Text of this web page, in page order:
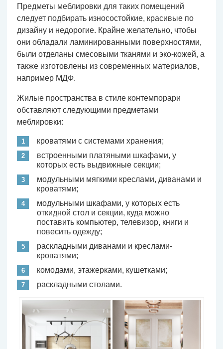
Предметы меблировки для таких помещений
следует подбирать износостойкие, красивые по
дизайну и недорогие. Крайне желательно, чтобы
они обладали ламинированными поверхностями,
были отделаны смесовыми тканями и эко-кожей, а
также изготовлены из современных материалов,
например МДФ.
Жилые пространства в стиле контемпорари
обставляют следующими предметами
меблировки:
кроватями с системами хранения;
встроенными платяными шкафами, у
которых есть выдвижные секции;
модульными мягкими креслами, диванами и
кроватями;
модульными шкафами, у которых есть
откидной стол и секции, куда можно
поставить компьютер, телевизор, книги и
повесить одежду;
раскладными диванами и креслами-
кроватями;
комодами, этажерками, кушетками;
раскладными столами.